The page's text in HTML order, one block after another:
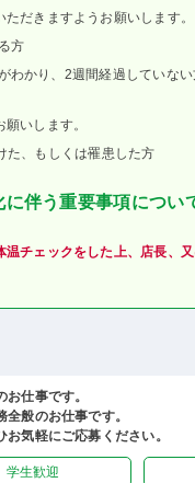
だきますようお願いします。
方
わかり、2週間経過していな
いします。
た、もしくは罹患した方
伴う重要事項につい
温チェックをした上、店長、
仕事です。
般のお仕事です。
気軽にご応募ください。
学生歓迎